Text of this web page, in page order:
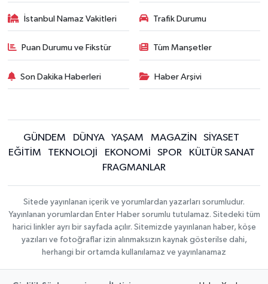
İstanbul Namaz Vakitleri Trafik Durumu
Puan Durumu ve Fikstür Tüm Manşetler
Son Dakika Haberleri Haber Arşivi
GÜNDEM DÜNYA YAŞAM MAGAZİN
SİYASET
EĞİTİM
TEKNOLOJİ EKONOMİ SPOR
KÜLTÜR SANAT
FRAGMANLAR
Sitede yayınlanan içerik ve yorumlardan yazarları sorumludur.
Yayınlanan yorumlardan Enter Haber sorumlu tutulamaz. Sitedeki tüm
harici linkler ayrı bir sayfada açılır. Sitemizde yayınlanan haber, köşe
yazıları ve fotoğraflar izin alınmaksızın kaynak gösterilse dahi,
herhangi bir ortamda kullanılamaz ve yayınlanamaz